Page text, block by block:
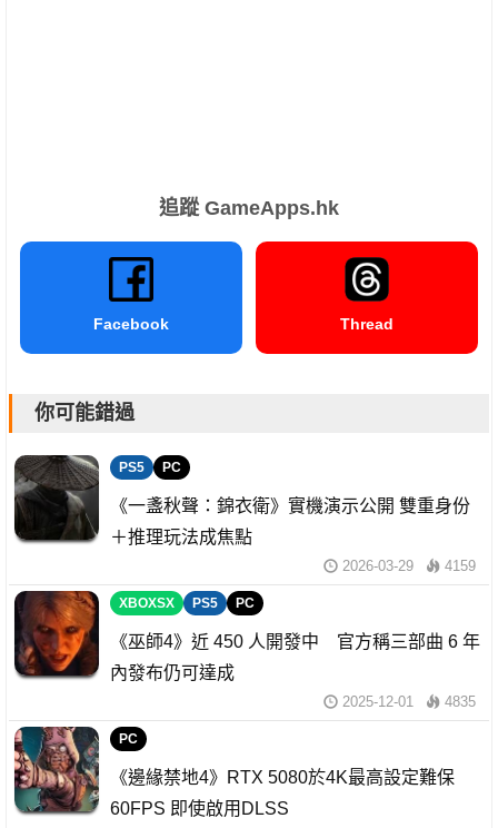
追蹤 GameApps.hk
Facebook Thread
你可能錯過
PS5 PC
《一盞秋聲：錦衣衛》實機演示公開 雙重身份
＋推理玩法成焦點
2026-03-29 4159
XBOXSX PS5 PC
《巫師4》近 450 人開發中 官方稱三部曲 6 年
內發布仍可達成
2025-12-01 4835
PC
《邊緣禁地4》RTX 5080於4K最高設定難保
60FPS 即使啟用DLSS